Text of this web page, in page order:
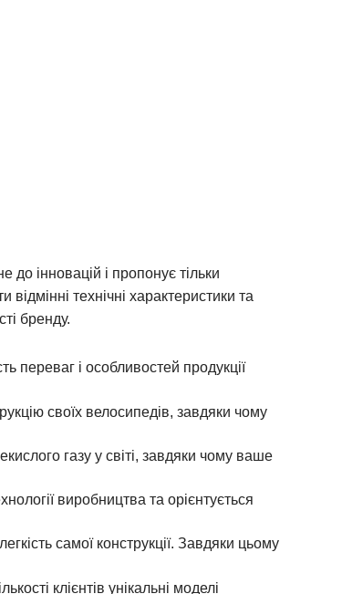
інновацій і пропонує тільки
технічні характеристики та
бренду.
переваг і особливостей продукції
своїх велосипедів, завдяки чому
газу у світі, завдяки чому ваше
виробництва та орієнтується
самої конструкції. Завдяки цьому
клієнтів унікальні моделі